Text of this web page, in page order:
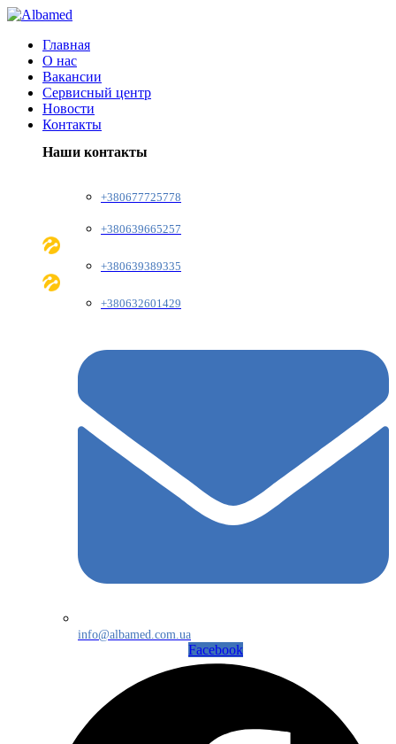
Главная
О нас
Вакансии
Сервисный центр
Новости
Контакты
Наши контакты
+380677725778
+380639665257
+380639389335
+380632601429
info@albamed.com.ua
Facebook